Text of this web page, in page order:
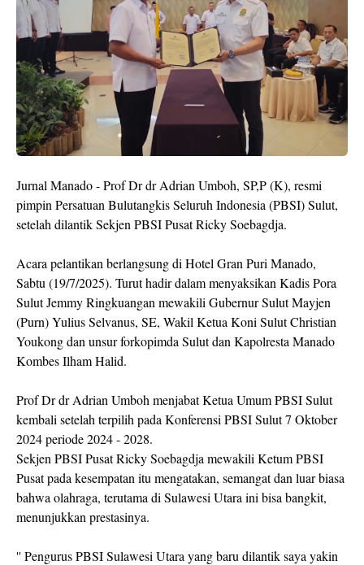
Jurnal Manado - Prof Dr dr Adrian Umboh, SP,P (K), resmi
pimpin Persatuan Bulutangkis Seluruh Indonesia (PBSI) Sulut,
setelah dilantik Sekjen PBSI Pusat Ricky Soebagdja.
Acara pelantikan berlangsung di Hotel Gran Puri Manado,
Sabtu (19/7/2025). Turut hadir dalam menyaksikan Kadis Pora
Sulut Jemmy Ringkuangan mewakili Gubernur Sulut Mayjen
(Purn) Yulius Selvanus, SE, Wakil Ketua Koni Sulut Christian
Youkong dan unsur forkopimda Sulut dan Kapolresta Manado
Kombes Ilham Halid.
Prof Dr dr Adrian Umboh menjabat Ketua Umum PBSI Sulut
kembali setelah terpilih pada Konferensi PBSI Sulut 7 Oktober
2024 periode 2024 - 2028.
Sekjen PBSI Pusat Ricky Soebagdja mewakili Ketum PBSI
Pusat pada kesempatan itu mengatakan, semangat dan luar biasa
bahwa olahraga, terutama di Sulawesi Utara ini bisa bangkit,
menunjukkan prestasinya.
'' Pengurus PBSI Sulawesi Utara yang baru dilantik saya yakin